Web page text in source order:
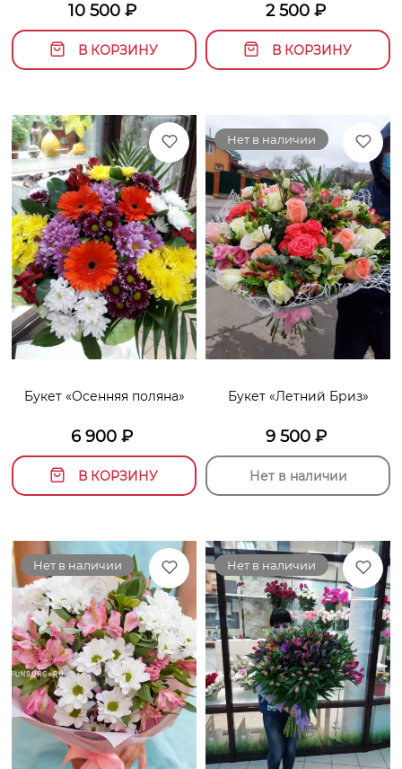
10 500₽
В КОРЗИНУ
2 500 ₽
В КОРЗИНУ
Букет «Осенняя поляна»
6 900 ₽
В КОРЗИНУ
Нет в наличии
Букет «Летний Бриз»
9 500₽
Нет в наличии
Нет в наличии Нет в наличии